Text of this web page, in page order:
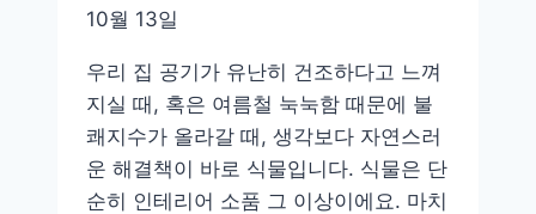
들
10월 13일
우리 집 공기가 유난히 건조하다고 느껴
지실 때, 혹은 여름철 눅눅함 때문에 불
쾌지수가 올라갈 때, 생각보다 자연스러
운 해결책이 바로 식물입니다. 식물은 단
순히 인테리어 소품 그 이상이에요. 마치